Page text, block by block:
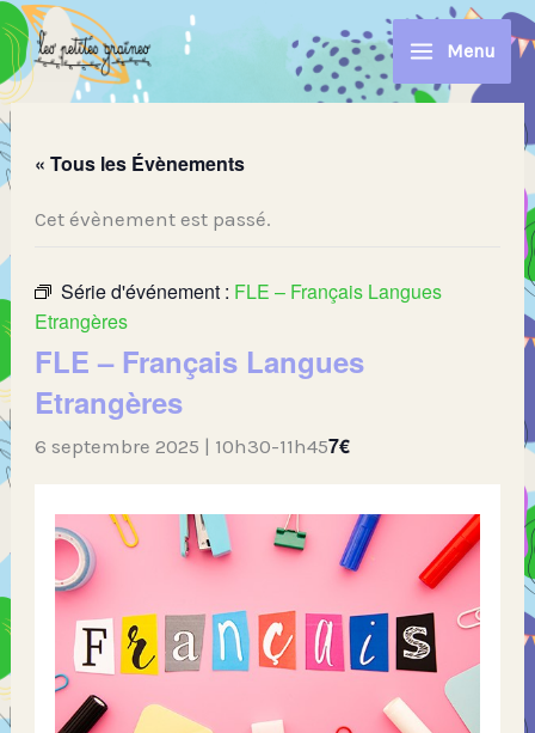
Aller
au
contenu
Menu
« Tous les Évènements
Cet évènement est passé.
Série d'événement : FLE – Français Langues
Etrangères
FLE – Français Langues
Etrangères
6 septembre 2025 | 10h30-11h457€